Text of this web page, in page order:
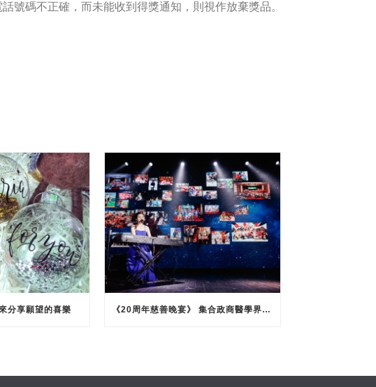
號碼不正確，而未能收到得獎通知，則視作放棄獎品。
分享願望的喜樂 《20周年慈善晚宴》 集合政商醫學界力量 助病童願望成真